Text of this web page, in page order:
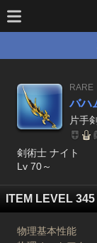
RARE
バハ
片手剣
剣術士 ナイト
Lv 70～
ITEM LEVEL 345
物理基本性能